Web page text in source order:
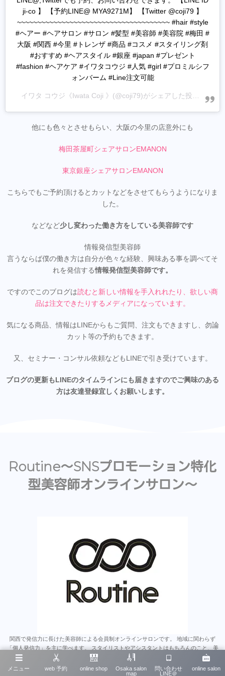
ji-co 】 【予約LINE@ MYA9271M】 【Twitter @coji79 】
~~~~~~~~~~~~~~~~~~~~~~~~~~~~~~~~~~~~~~ #hair #style
#ヘアー #ヘアサロン #サロン #髪型 #美容師 #美容院 #梅田 #
大阪 #関西 #今里 #トレンザ #商品 #コスメ #スタイリング剤
#おすすめ #ヘアスタイル #銀座 #japan #プレゼント
#fashion #ヘアケア #イワタコウジ #人気 #girl #プロミルシフ
ォンバーム #Line注文可能
イワタ コウジ《Iwata Coji 》 (@coji79)がシェアした投稿 - 2020
他にも色々とさせもらい、大阪の今里の店意外にも
梅田茶屋町シェアサロンEMANON
東京銀座シェアサロンEMANON
こちらでもご予約頂けるとカットなどをさせてもらうようになりま
した。
などなど少し変わった働き方をしている美容師です
情報発信型美容師
言うならば僕の働き方は自分が色々な経験、興味ある事を調べてそ
れを発信する情報発信型美容師です。
ですのでこのブログは読むと新しい情報を手入れれたり、欲しい商
品は注文できたりするメディアになっています。
気になる商品、情報はLINEからもご質問、注文もできますし、勿論
カット等の予約もできます。
又、セミナー・コンサル依頼などもLINEで引き受けています。
ブログの更新もLINEのタイムラインにも届きますのでご興味のある
方は友達登録宜しくお願いします。
Routine〜SNSプロモーション特化
型美容師オンラインサロン〜
関西で発信力に長けた美容師による会員制オンラインサロンです。 地域に関わらず
「個人発信力」を主に学べます。 スタイリストやアシスタントはもちろんのこと、美
容師のみならず多くの業種にとって為になると思います。 沢山のオンラインサロンが
あるなか、そこで学んだことをいかに発信に繋げれるか、 は今後とても重要なスキル
メニュー web 予約 online shop
Osaka salon
map
問い合わせ
LINE＠
online salon